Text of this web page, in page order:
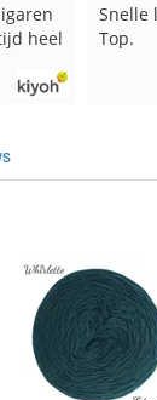
heel
Snelle
Top.